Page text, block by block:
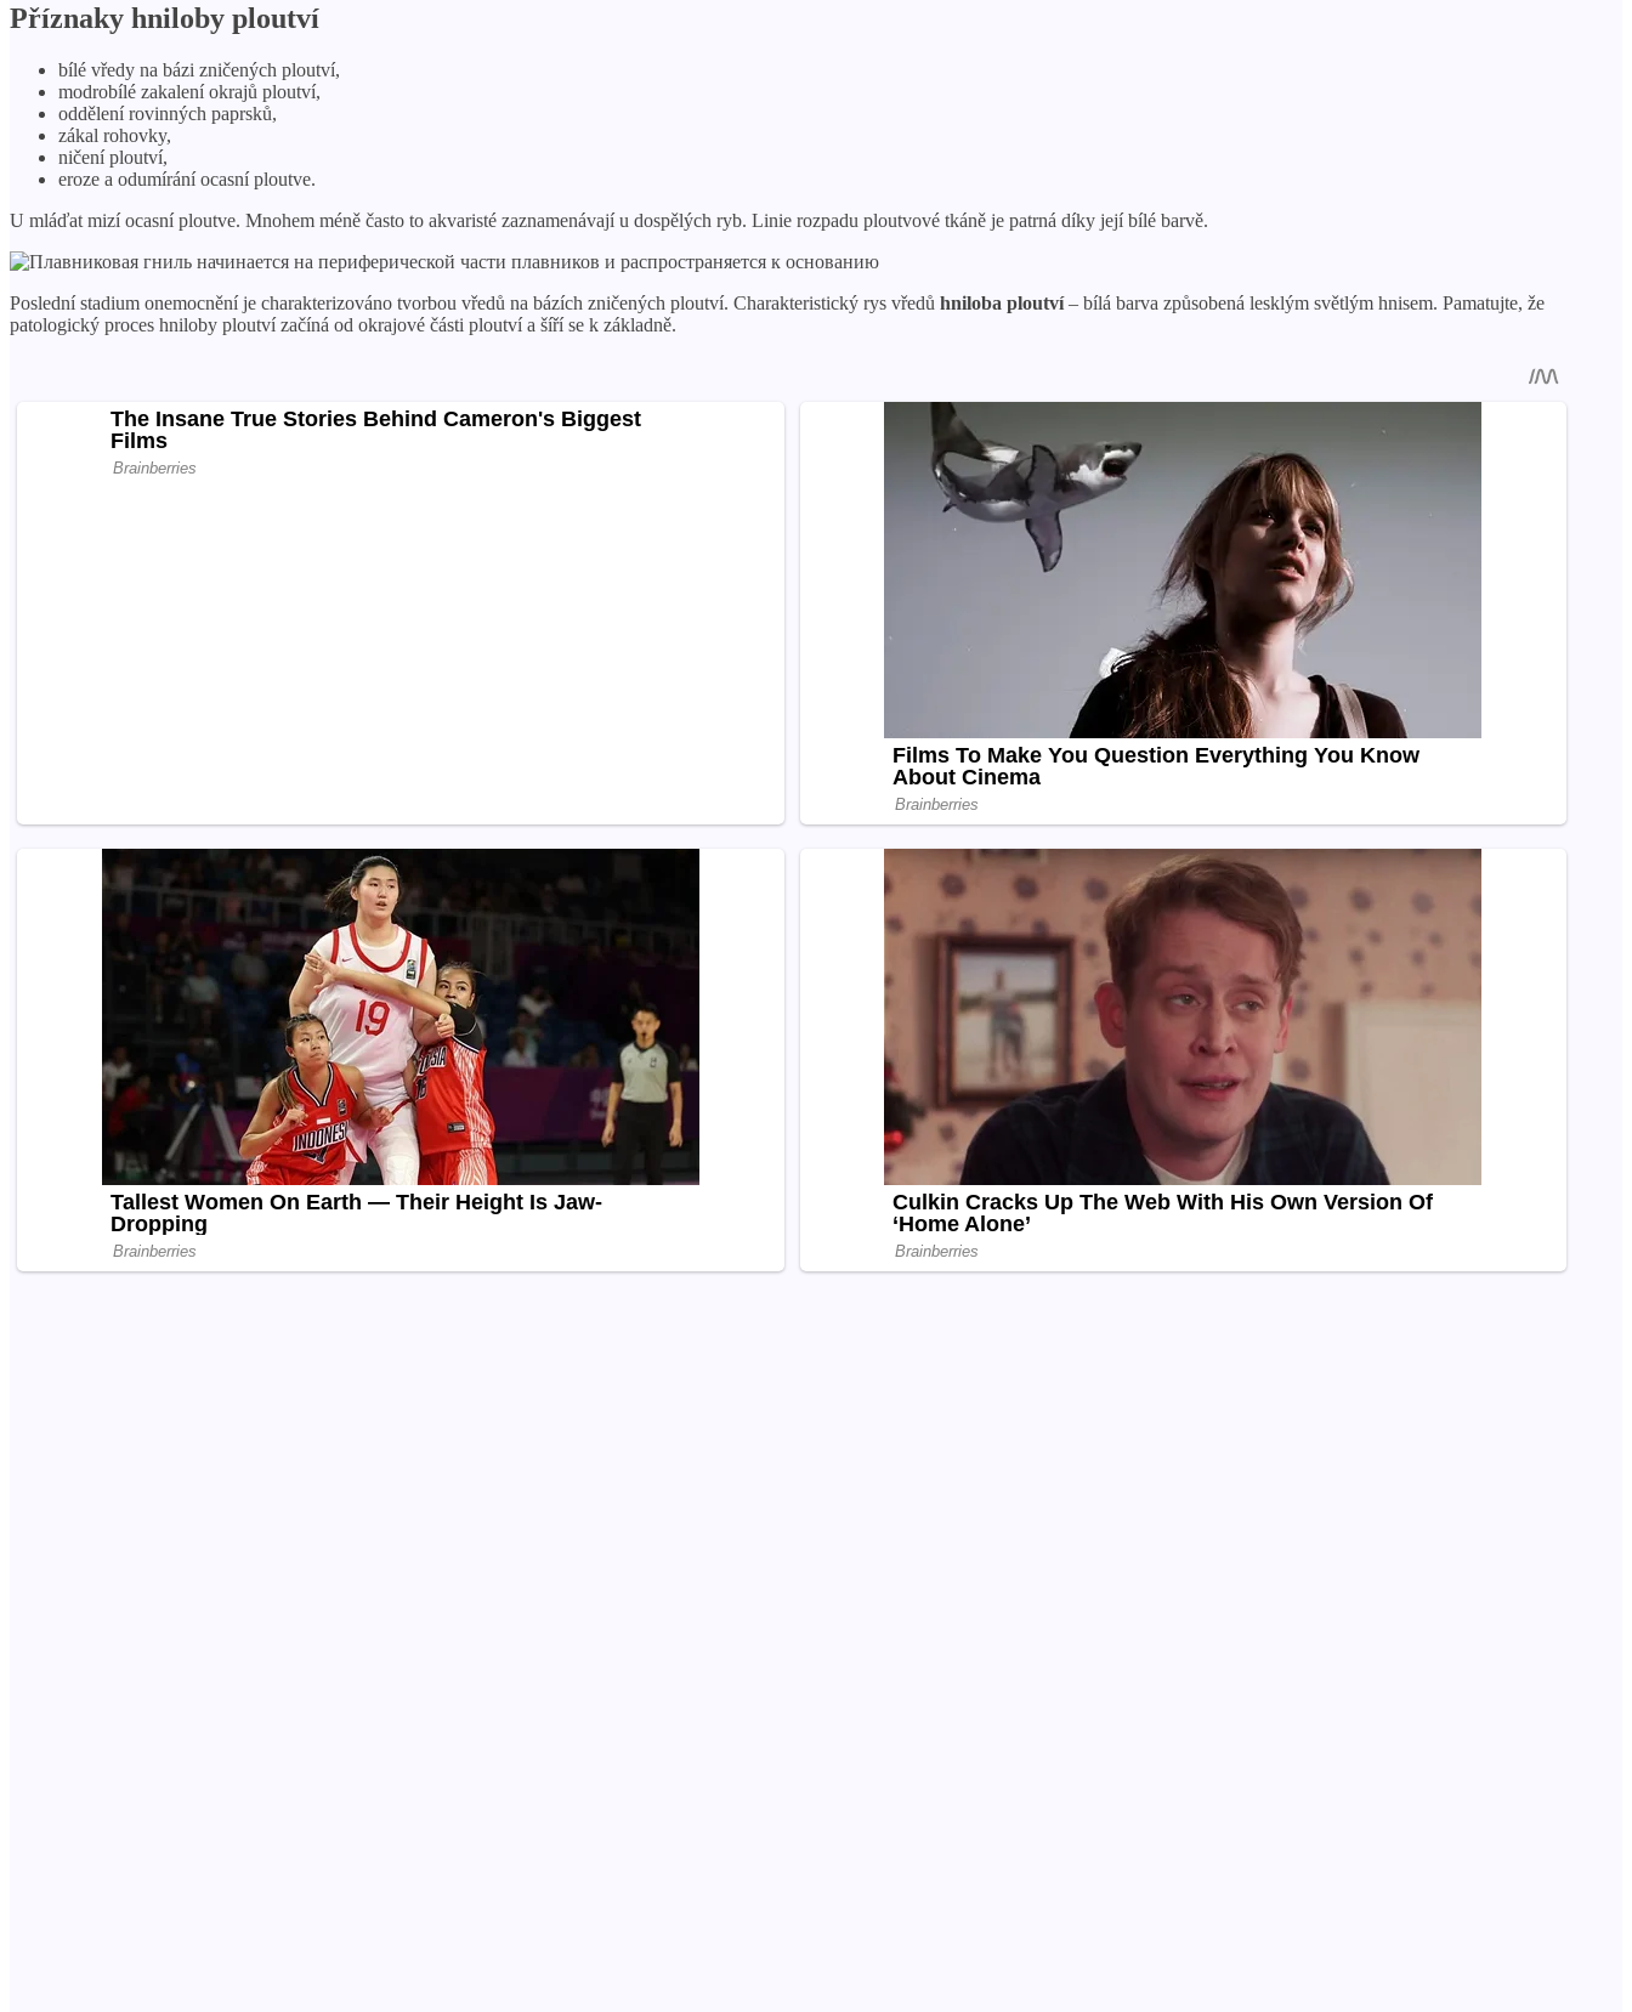
Příznaky hniloby ploutví
bílé vředy na bázi zničených ploutví,
modrobílé zakalení okrajů ploutví,
oddělení rovinných paprsků,
zákal rohovky,
ničení ploutví,
eroze a odumírání ocasní ploutve.
U mláďat mizí ocasní ploutve. Mnohem méně často to akvaristé zaznamenávají u dospělých ryb. Linie rozpadu ploutvové tkáně je patrná díky její bílé barvě.
Poslední stadium onemocnění je charakterizováno tvorbou vředů na bázích zničených ploutví. Charakteristický rys vředů hniloba ploutví– bílá barva způsobená lesklým světlým hnisem. Pamatujte, že
patologický proces hniloby ploutví začíná od okrajové části ploutví a šíří se k základně.